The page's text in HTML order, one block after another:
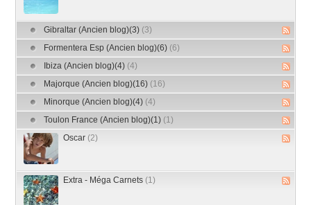
Gibraltar (Ancien blog)(3) (3)
Formentera Esp (Ancien blog)(6) (6)
Ibiza (Ancien blog)(4) (4)
Majorque (Ancien blog)(16) (16)
Minorque (Ancien blog)(4) (4)
Toulon France (Ancien blog)(1) (1)
Oscar (2)
Extra - Méga Carnets (1)